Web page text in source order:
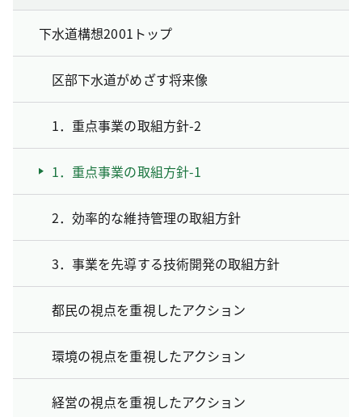
下水道構想2001トップ
区部下水道がめざす将来像
1．重点事業の取組方針-2
1．重点事業の取組方針-1
2．効率的な維持管理の取組方針
3．事業を先導する技術開発の取組方針
都民の視点を重視したアクション
環境の視点を重視したアクション
経営の視点を重視したアクション